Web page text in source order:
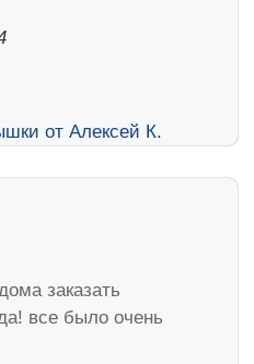
заказать
все было очень